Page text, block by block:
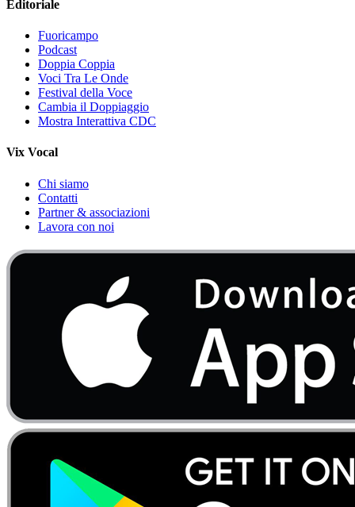
Editoriale
Fuoricampo
Podcast
Doppia Coppia
Voci Tra Le Onde
Festival della Voce
Cambia il Doppiaggio
Mostra Interattiva CDC
Vix Vocal
Chi siamo
Contatti
Partner & associazioni
Lavora con noi